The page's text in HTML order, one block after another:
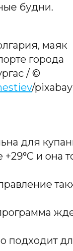
будни.
маяк
города
/ ©
/pixabay
для
и она
подходит